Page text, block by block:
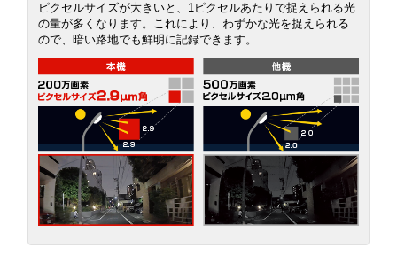
ピクセルサイズが大きいと、1ピクセルあたりで捉えられる光
の量が多くなります。これにより、わずかな光を捉えられる
ので、暗い路地でも鮮明に記録できます。